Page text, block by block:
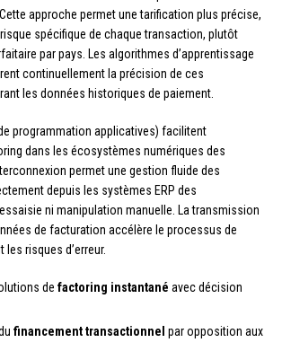
approche permet une tarification plus précise,
spécifique de chaque transaction, plutôt
par pays. Les algorithmes d’apprentissage
continuellement la précision de ces
les données historiques de paiement.
programmation applicatives) facilitent
dans les écosystèmes numériques des
permet une gestion fluide des
depuis les systèmes ERP des
ni manipulation manuelle. La transmission
de facturation accélère le processus de
risques d’erreur.
de factoring instantané avec décision
financement transactionnel par opposition aux